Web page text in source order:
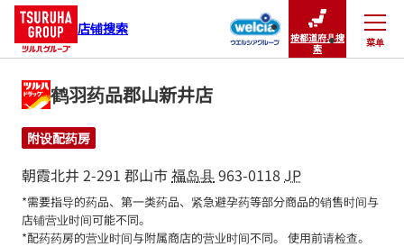
店铺搜索
按都道府县搜
索
菜单
关闭
鹤羽药品郡山新井店
附设配药房
朝霞北井 2-291 郡山市福岛县963-0118 JP
*需要指导的药品、第一类药品、紧急避孕药等部分商品的销售时间与
店铺营业时间可能不同。
*配药药房的营业时间与附属商店的营业时间不同。 使用前请检查。